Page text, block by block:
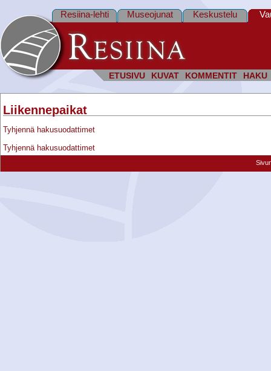
ETUSIVU KUVAT KOMMENTIT HAKU
Resiina-lehti Museojunat Keskustelu
Liikennepaikat
Tyhjennä hakusuodattimet
Tyhjennä hakusuodattimet